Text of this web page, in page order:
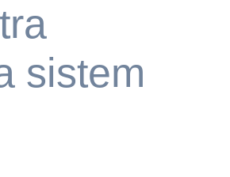
sistem